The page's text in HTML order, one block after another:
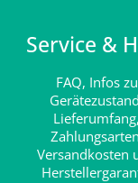
Service &
FAQ, Infos zu
Lieferumfang,
Versandkosten